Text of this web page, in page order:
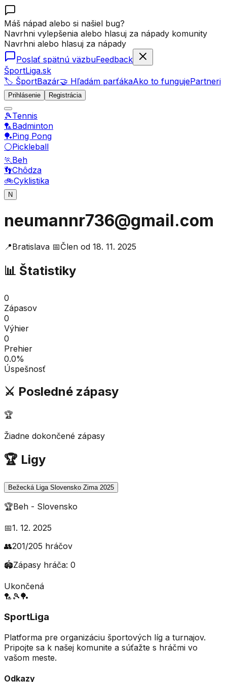
Máš nápad alebo si našiel bug?
Navrhni vylepšenia alebo hlasuj za nápady komunity
Navrhni alebo hlasuj za nápady
Poslať spätnú väzbuFeedback
ŠportLiga.sk
🏷️ ŠportBazár🤝 Hľadám parťákaAko to fungujePartneri
Prihlásenie Registrácia
🎾Tennis
🏸Badminton
🏓Ping Pong
⚪Pickleball
🏃Beh
👣Chôdza
🚲Cyklistika
N
neumannr736@gmail.com
📍Bratislava 📅Člen od 18. 11. 2025
📊 Štatistiky
0
Zápasov
0
Výhier
0
Prehier
0.0%
Úspešnosť
⚔️ Posledné zápasy
🏆
Žiadne dokončené zápasy
🏆 Ligy
Bežecká Liga Slovensko Zima 2025
🏆Beh - Slovensko
📅1. 12. 2025
👥201/205 hráčov
🏟️Zápasy hráča: 0
Ukončená
🏸 🎾🏓
SportLiga
Platforma pre organizáciu športových líg a turnajov.
Pripojte sa k našej komunite a súťažte s hráčmi vo
vašom meste.
Odkazy